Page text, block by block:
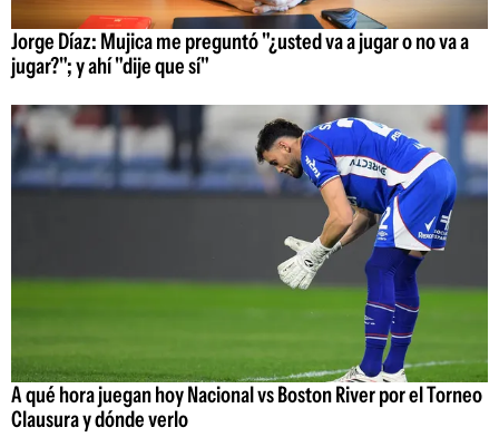
Jorge Díaz: Mujica me preguntó "¿usted va a jugar o no va a
jugar?"; y ahí "dije que sí"
A qué hora juegan hoy Nacional vs Boston River por el Torneo
Clausura y dónde verlo